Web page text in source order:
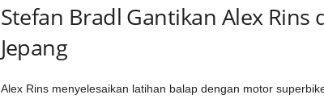
Stefan Bradl Gantikan Alex Rins
Jepang
Alex Rins menyelesaikan latihan balap dengan motor